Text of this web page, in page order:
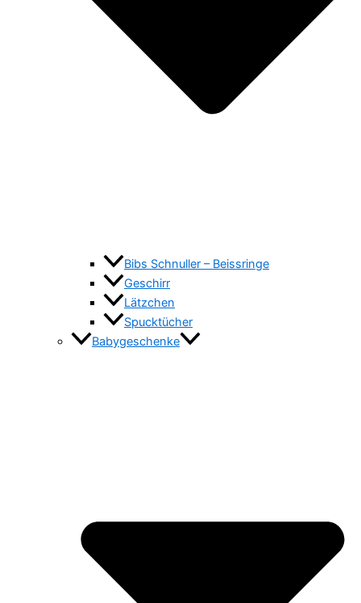
Bibs Schnuller – Beissringe
Geschirr
Lätzchen
Spucktücher
Babygeschenke